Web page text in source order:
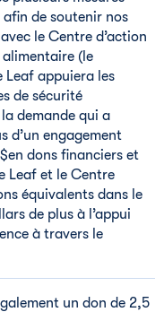
de soutenir nos
le Centre d’action
(le
Leaf appuiera les
de sécurité
demande qui a
d’un engagement
dons financiers et
Leaf et le Centre
équivalents dans le
de plus à l’appui
à travers le
un don de 2,5